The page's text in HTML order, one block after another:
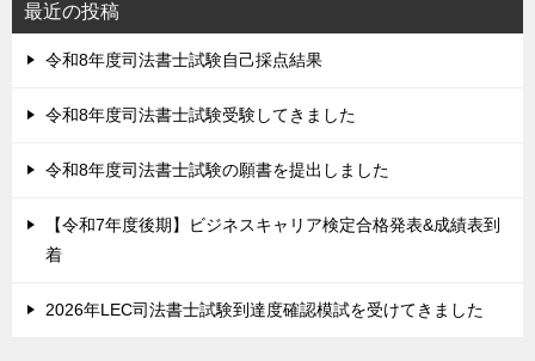
最近の投稿
令和8年度司法書士試験自己採点結果
令和8年度司法書士試験受験してきました
令和8年度司法書士試験の願書を提出しました
【令和7年度後期】ビジネスキャリア検定合格発表&成績表到
着
2026年LEC司法書士試験到達度確認模試を受けてきました